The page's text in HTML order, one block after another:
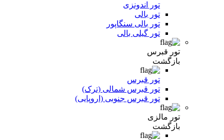
تور اندونزی
تور بالی
تور بالی سنگاپور
تور گیلی بالی
تور قبرس
بازگشت
تور قبرس
تور قبرس شمالی (ترک)
تور قبرس جنوبی (اروپایی)
تور مالزی
بازگشت